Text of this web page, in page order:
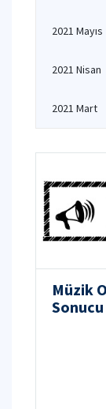
2021 Mayıs
2021 Nisan
2021 Mart
Müzik
Sonucu